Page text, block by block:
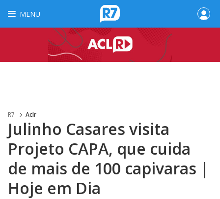
MENU
R7 Aclr
Julinho Casares visita
Projeto CAPA, que cuida
de mais de 100 capivaras |
Hoje em Dia